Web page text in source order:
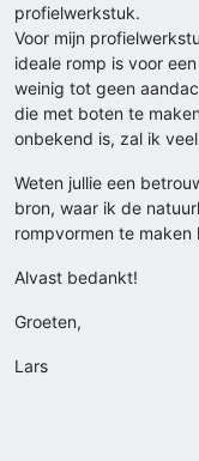
profielwerkstuk.
Voor mijn
ideale romp is voor
weinig tot geen
die met boten te
onbekend is, zal ik
Weten jullie een
bron, waar ik de
rompvormen te maken
Alvast bedankt!
Groeten,
Lars